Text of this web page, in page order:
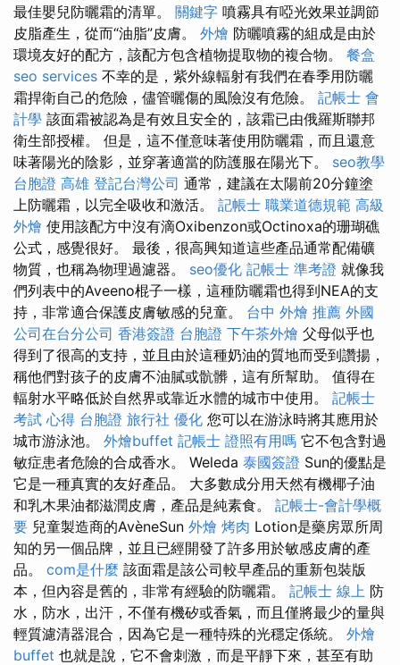
最佳嬰兒防曬霜的清單。 關鍵字 噴霧具有啞光效果並調節
皮脂產生，從而“油脂”皮膚。 外燴 防曬噴霧的組成是由於
環境友好的配方，該配方包含植物提取物的複合物。 餐盒
seo services 不幸的是，紫外線輻射有我們在春季用防曬
霜捍衛自己的危險，儘管曬傷的風險沒有危險。 記帳士 會
計學 該面霜被認為是有效且安全的，該霜已由俄羅斯聯邦
衛生部授權。 但是，這不僅意味著使用防曬霜，而且還意
味著陽光的陰影，並穿著適當的防護服在陽光下。 seo教學
台胞證 高雄 登記台灣公司 通常，建議在太陽前20分鐘塗
上防曬霜，以完全吸收和激活。 記帳士 職業道德規範 高級
外燴 使用該配方中沒有滴Oxibenzon或Octinoxa的珊瑚礁
公式，感覺很好。 最後，很高興知道這些產品通常配備礦
物質，也稱為物理過濾器。 seo優化 記帳士 準考證 就像我
們列表中的Aveeno棍子一樣，這種防曬霜也得到NEA的支
持，非常適合保護皮膚敏感的兒童。 台中 外燴 推薦 外國
公司在台分公司 香港簽證 台胞證 下午茶外燴 父母似乎也
得到了很高的支持，並且由於這種奶油的質地而受到讚揚，
稱他們對孩子的皮膚不油膩或骯髒，這有所幫助。 值得在
輻射水平略低於自然界或靠近水體的城市中使用。 記帳士
考試 心得 台胞證 旅行社 優化 您可以在游泳時將其應用於
城市游泳池。 外燴buffet 記帳士 證照有用嗎 它不包含對過
敏症患者危險的合成香水。 Weleda 泰國簽證 Sun的優點是
它是一種真實的友好產品。 大多數成分用天然有機椰子油
和乳木果油都滋潤皮膚，產品是純素食。 記帳士-會計學概
要 兒童製造商的AvèneSun 外燴 烤肉 Lotion是藥房眾所周
知的另一個品牌，並且已經開發了許多用於敏感皮膚的產
品。 com是什麼 該面霜是該公司較早產品的重新包裝版
本，但內容是舊的，非常有經驗的防曬霜。 記帳士 線上 防
水，防水，出汗，不僅有機矽或香氣，而且僅將最少的量與
輕質濾清器混合，因為它是一種特殊的光穩定係統。 外燴
buffet 也就是說，它不會刺激，而是平靜下來，甚至有助